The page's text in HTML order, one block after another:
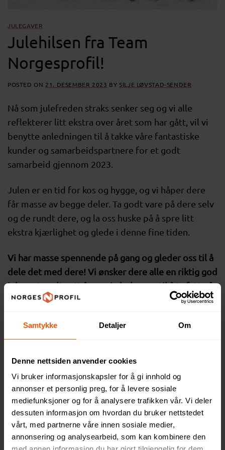
Samtykke Detaljer Om
Denne nettsiden anvender cookies
Vi bruker informasjonskapsler for å gi innhold og
annonser et personlig preg, for å levere sosiale
mediefunksjoner og for å analysere trafikken vår. Vi deler
dessuten informasjon om hvordan du bruker nettstedet
vårt, med partnerne våre innen sosiale medier,
annonsering og analysearbeid, som kan kombinere den
JULEGAVER
Julehilsen fra Team
Norgesprofil!
POSTED ON 21. DESEMBER 2023 BY SILJE LØVSTAD-SENDER
Nå som julefreden straks senker seg og vi alle
reflekterer litt ekstra over året som har gått, vil vi
benytte anledningen til å takke våre fantastiske
kunder og samarbeidspartnere for et godt
samarbeid gjennom 2023.
Julen er en tid for kos og hygge, og vi håper dere
får masse av begge deler. Ta godt vare på dere selv
og de rundt dere, og la oss huske på å spre litt
ekstra kjærlighet og glede i denne fine tiden.
Vi har masse spennende på gang og gleder oss til å
dele det med dere! Vi ønsker dere alle en riktig god
jul og et godt nytt år og vi gleder oss til å ta fatt på
nye utfordringer i 2024.
Kontoret holder stengt i romjulen, men vi er på plass
igjen 2. januar 2024.
Våre mest populære
julegaver
Preboarding og
onboarding av nyansatte